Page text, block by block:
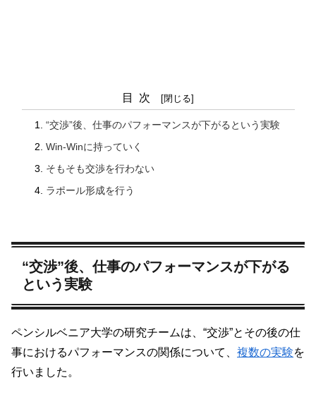
目次
“交渉”後、仕事のパフォーマンスが下がるという実験
Win-Winに持っていく
そもそも交渉を行わない
ラポール形成を行う
“交渉”後、仕事のパフォーマンスが下がる
という実験
ペンシルベニア大学の研究チームは、“交渉”とその後の仕
事におけるパフォーマンスの関係について、 複数の実験を
行いました。